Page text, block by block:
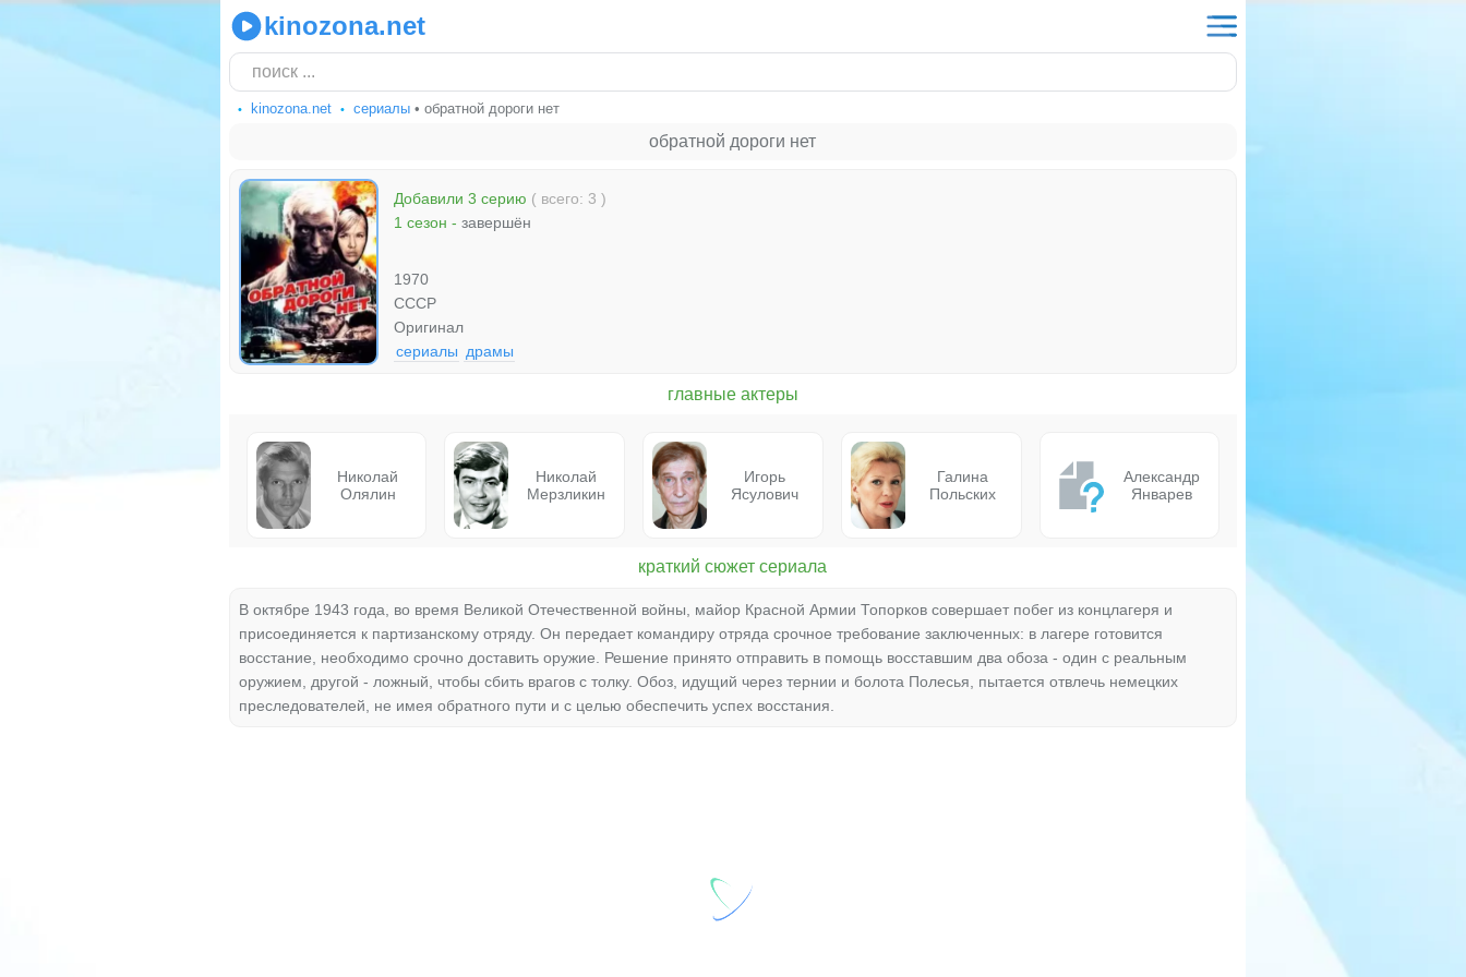
kinozona.net
kinozona.net сериалы• обратной дороги нет
обратной дороги нет
Добавили 3 серию ( всего: 3 )
1 сезон - завершён
1970
СССР
Оригинал
сериалы драмы
главные актеры
Николай
Олялин
Николай
Мерзликин
Игорь
Ясулович
Галина
Польских
Александр
Январев
краткий сюжет сериала
В октябре 1943 года, во время Великой Отечественной войны, майор Красной Армии Топорков совершает побег из концлагеря и
присоединяется к партизанскому отряду. Он передает командиру отряда срочное требование заключенных: в лагере готовится
восстание, необходимо срочно доставить оружие. Решение принято отправить в помощь восставшим два обоза - один с реальным
оружием, другой - ложный, чтобы сбить врагов с толку. Обоз, идущий через тернии и болота Полесья, пытается отвлечь немецких
преследователей, не имея обратного пути и с целью обеспечить успех восстания.